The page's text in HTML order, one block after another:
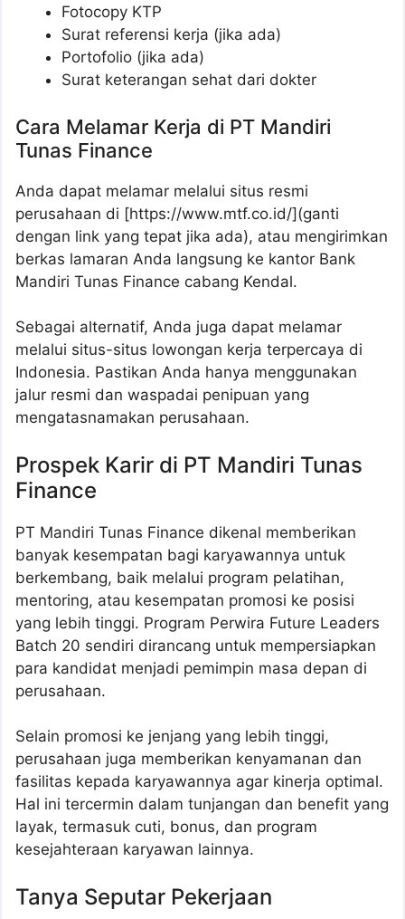
Fotocopy KTP
Surat referensi kerja (jika ada)
Portofolio (jika ada)
Surat keterangan sehat dari dokter
Cara Melamar Kerja di PT Mandiri
Tunas Finance
Anda dapat melamar melalui situs resmi
perusahaan di [https://www.mtf.co.id/](ganti
dengan link yang tepat jika ada), atau mengirimkan
berkas lamaran Anda langsung ke kantor Bank
Mandiri Tunas Finance cabang Kendal.
Sebagai alternatif, Anda juga dapat melamar
melalui situs-situs lowongan kerja terpercaya di
Indonesia. Pastikan Anda hanya menggunakan
jalur resmi dan waspadai penipuan yang
mengatasnamakan perusahaan.
Prospek Karir di PT Mandiri Tunas
Finance
PT Mandiri Tunas Finance dikenal memberikan
banyak kesempatan bagi karyawannya untuk
berkembang, baik melalui program pelatihan,
mentoring, atau kesempatan promosi ke posisi
yang lebih tinggi. Program Perwira Future Leaders
Batch 20 sendiri dirancang untuk mempersiapkan
para kandidat menjadi pemimpin masa depan di
perusahaan.
Selain promosi ke jenjang yang lebih tinggi,
perusahaan juga memberikan kenyamanan dan
fasilitas kepada karyawannya agar kinerja optimal.
Hal ini tercermin dalam tunjangan dan benefit yang
layak, termasuk cuti, bonus, dan program
kesejahteraan karyawan lainnya.
Tanya Seputar Pekerjaan